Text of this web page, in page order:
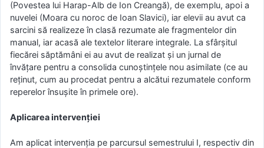
(Povestea lui Harap-Alb de Ion Creangă), de exemplu, apoi a
nuvelei (Moara cu noroc de Ioan Slavici), iar elevii au avut ca
sarcini să realizeze în clasă rezumate ale fragmentelor din
manual, iar acasă ale textelor literare integrale. La sfârșitul
fiecărei săptămâni ei au avut de realizat și un jurnal de
învățare pentru a consolida cunoștințele nou asimilate (ce au
reținut, cum au procedat pentru a alcătui rezumatele conform
reperelor însușite în primele ore).
Aplicarea intervenției
Am aplicat intervenția pe parcursul semestrului I, respectiv din